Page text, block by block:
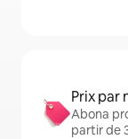
Prix par
Abona
partir de